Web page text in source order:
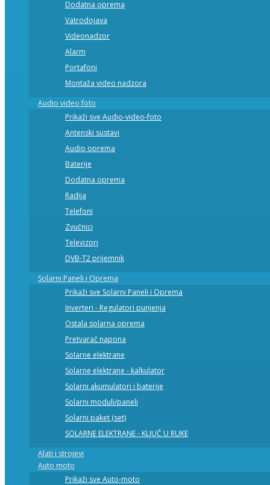
Dodatna oprema
Vatrodojava
Videonadzor
Alarm
Portafoni
Montaža video nadzora
Audio video foto
Prikaži sve Audio-video-foto
Antenski sustavi
Audio oprema
Baterije
Dodatna oprema
Radija
Telefoni
Zvučnici
Televizori
DVB-T2 prijemnik
Solarni Paneli i Oprema
Prikaži sve Solarni Paneli i Oprema
Inverteri - Regulatori punjenja
Ostala solarna oprema
Pretvarač napona
Solarne elektrane
Solarne elektrane - kalkulator
Solarni akumulatori i baterije
Solarni moduli/paneli
Solarni paket (set)
SOLARNE ELEKTRANE - KLJUČ U RUKE
Alati i strojevi
Auto moto
Prikaži sve Auto-moto